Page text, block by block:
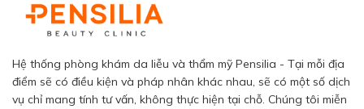
Hệ thống phòng khám da liễu và thẩm mỹ Pensilia - Tại mỗi địa
điểm sẽ có điều kiện và pháp nhân khác nhau, sẽ có một số dịch
vụ chỉ mang tính tư vấn, không thực hiện tại chỗ. Chúng tôi miễn